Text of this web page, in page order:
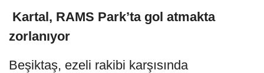
Kartal, RAMS Park’ta gol atmakta
zorlanıyor
Beşiktaş, ezeli rakibi karşısında